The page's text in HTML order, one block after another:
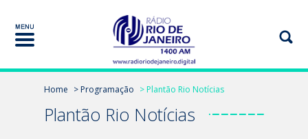
Home > Programação > Plantão Rio Notícias
Plantão Rio Notícias